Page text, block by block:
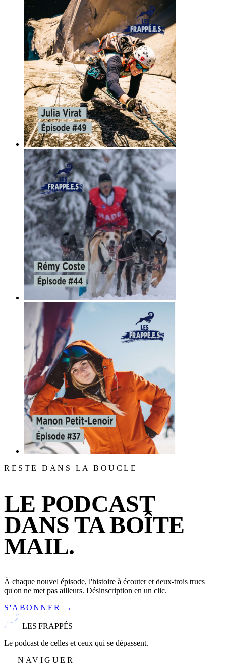
RESTE DANS LA BOUCLE
LE PODCAST
DANS TA BOÎTE
MAIL.
À chaque nouvel épisode, l'histoire à écouter et deux-trois trucs
qu'on ne met pas ailleurs. Désinscription en un clic.
S'ABONNER →
LES FRAPPÉS
Le podcast de celles et ceux qui se dépassent.
— NAVIGUER